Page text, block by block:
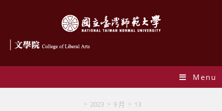
Menu
> 2023 > 9 月 > 13